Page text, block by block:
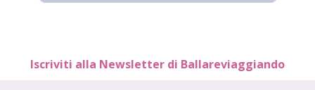
Iscriviti alla Newsletter di Ballareviaggiando